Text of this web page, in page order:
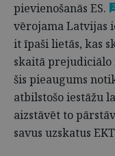
pievienošanās ES.
2
vērojama Latvijas
it īpaši lietās, kas
skaitā prejudiciālo
šis pieaugums
atbilstošo iestāžu
aizstāvēt to
savus uzskatus